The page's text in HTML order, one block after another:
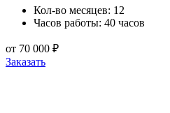
Кол-во месяцев: 12
Часов работы: 40 часов
от 70 000 ₽
Заказать